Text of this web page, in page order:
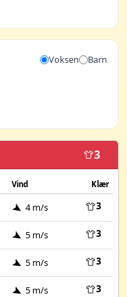
Voksen Barn
3
Vind Klær
4 m/s 3
5 m/s 3
5 m/s 3
5 m/s 3